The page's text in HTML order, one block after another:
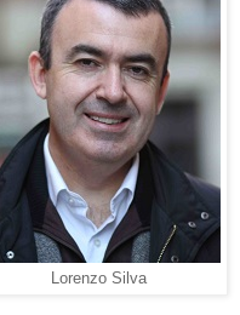
Lorenzo Silva